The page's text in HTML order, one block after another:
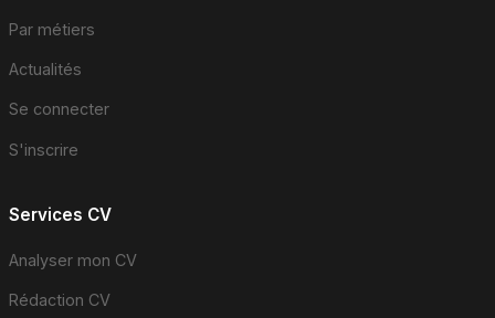
Par métiers
Actualités
Se connecter
S'inscrire
Services CV
Analyser mon CV
Rédaction CV